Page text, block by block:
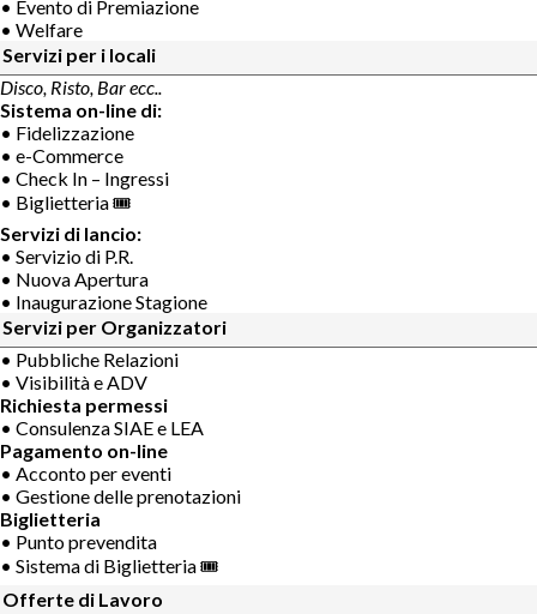
• Evento di Premiazione
• Welfare
Servizi per i locali
Disco, Risto, Bar ecc..
Sistema on-line di:
• Fidelizzazione
• e-Commerce
• Check In – Ingressi
• Biglietteria 🎟
Servizi di lancio:
• Servizio di P.R.
• Nuova Apertura
• Inaugurazione Stagione
Servizi per Organizzatori
• Pubbliche Relazioni
• Visibilità e ADV
Richiesta permessi
• Consulenza SIAE e LEA
Pagamento on-line
• Acconto per eventi
• Gestione delle prenotazioni
Biglietteria
• Punto prevendita
• Sistema di Biglietteria 🎟
Offerte di Lavoro